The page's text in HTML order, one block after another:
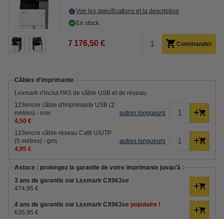
Voir les spécifications et la description
En stock
7 176,50 € Commander
Câbles d'imprimante
Lexmark n'inclut PAS de câble USB et de réseau.
123encre câble d'imprimante USB (2
mètres) - noir
4,50 €
autres longueurs
123encre câble réseau Cat6 U/UTP
(5 mètres) - gris
4,95 €
autres longueurs
Astuce : prolongez la garantie de votre imprimante jusqu'à :
3 ans de garantie sur Lexmark CX963se
474,95 €
4 ans de garantie sur Lexmark CX963se populaire !
635,95 €